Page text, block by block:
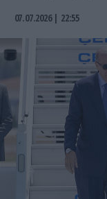
07.07.2026 | 22:55